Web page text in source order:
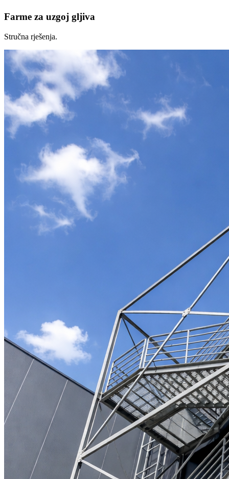
Farme za uzgoj gljiva
Stručna rješenja.